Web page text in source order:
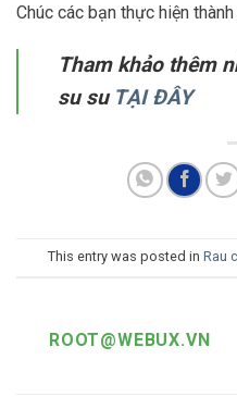
Chúc các bạn thực hiện
Tham khảo thêm
su su TẠI ĐÂY
This entry was posted in Rau
ROOT@WEBUX.VN